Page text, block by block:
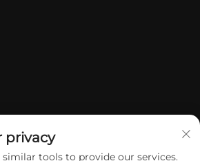
privacy
similar tools to provide our services.